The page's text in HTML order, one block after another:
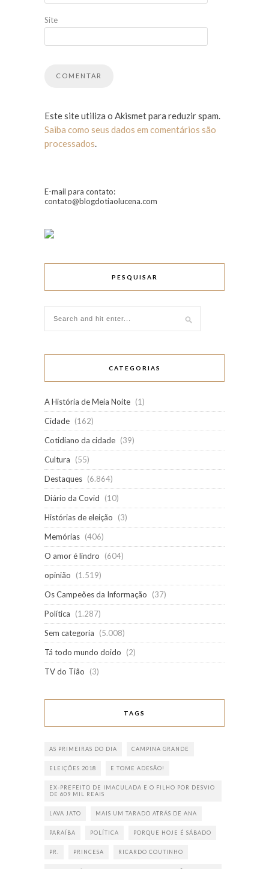
Site
Este site utiliza o Akismet para reduzir spam.
Saiba como seus dados em comentários são
processados.
E-mail para contato:
contato@blogdotiaolucena.com
PESQUISAR
CATEGORIAS
A História de Meia Noite (1)
Cidade (162)
Cotidiano da cidade (39)
Cultura
(55)
Destaques (6.864)
Diário da Covid
(10)
Histórias de eleição
(3)
Memórias (406)
O amor é lindro
(604)
opinião
(1.519)
Os Campeões da Informação
(37)
Política
(1.287)
Sem categoria
(5.008)
Tá todo mundo doido
(2)
TV do Tião
(3)
TAGS
AS PRIMEIRAS DO DIA CAMPINA GRANDE
ELEIÇÕES 2018 E TOME ADESÃO!
EX-PREFEITO DE IMACULADA E O FILHO POR DESVIO
DE 609 MIL REAIS
LAVA JATO MAIS UM TARADO ATRÁS DE ANA
PARAÍBA POLÍTICA PORQUE HOJE É SÁBADO
PR. PRINCESA RICARDO COUTINHO